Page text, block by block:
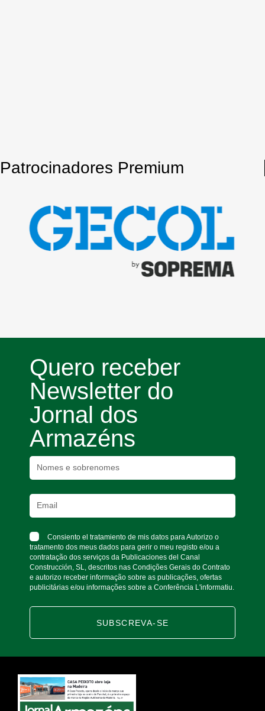
Patrocinadores Premium
Quero receber
Newsletter do
Jornal dos
Armazéns
Consiento el tratamiento de mis datos para Autorizo ​​o
tratamento dos meus dados para gerir o meu registo e/ou a
contratação dos serviços da Publicaciones del Canal
Construcción, SL, descritos nas Condições Gerais do Contrato
e autorizo ​​receber informação sobre as publicações, ofertas
publicitárias e/ou informações sobre a Conferência L'informatiu.
SUBSCREVA-SE